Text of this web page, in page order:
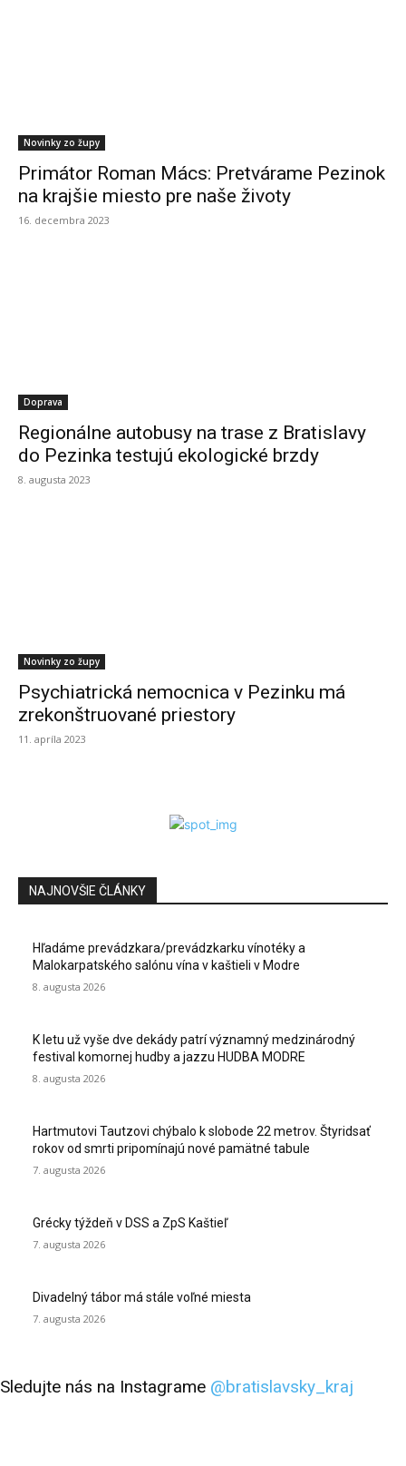
Novinky zo župy
Primátor Roman Mács: Pretvárame Pezinok
na krajšie miesto pre naše životy
16. decembra 2023
Doprava
Regionálne autobusy na trase z Bratislavy
do Pezinka testujú ekologické brzdy
8. augusta 2023
Novinky zo župy
Psychiatrická nemocnica v Pezinku má
zrekonštruované priestory
11. apríla 2023
NAJNOVŠIE ČLÁNKY
Hľadáme prevádzkara/prevádzkarku vínotéky a
Malokarpatského salónu vína v kaštieli v Modre
8. augusta 2026
K letu už vyše dve dekády patrí významný medzinárodný
festival komornej hudby a jazzu HUDBA MODRE
8. augusta 2026
Hartmutovi Tautzovi chýbalo k slobode 22 metrov. Štyridsať
rokov od smrti pripomínajú nové pamätné tabule
7. augusta 2026
Grécky týždeň v DSS a ZpS Kaštieľ
7. augusta 2026
Divadelný tábor má stále voľné miesta
7. augusta 2026
Sledujte nás na Instagrame @bratislavsky_kraj